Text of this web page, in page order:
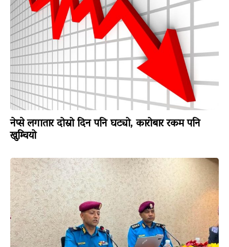
नेप्से लगातार दोस्रो दिन पनि घट्यो, कारोबार रकम पनि
खुम्चियो